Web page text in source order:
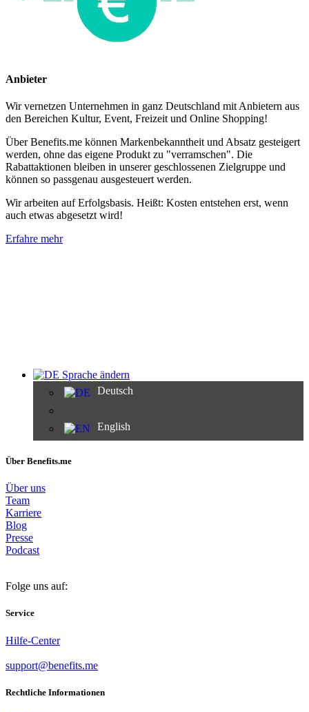
Anbieter
Wir vernetzen Unternehmen in ganz Deutschland mit Anbietern aus
den Bereichen Kultur, Event, Freizeit und Online Shopping!
Über Benefits.me können Markenbekanntheit und Absatz gesteigert
werden, ohne das eigene Produkt zu "verramschen". Die
Rabattaktionen bleiben in unserer geschlossenen Zielgruppe und
können so passgenau ausgesteuert werden.
Wir arbeiten auf Erfolgsbasis. Heißt: Kosten entstehen erst, wenn
auch etwas abgesetzt wird!
Erfahre mehr
Sprache ändern
Deutsch
English
Über Benefits.me
Über uns
Team
Karriere
Blog
Presse
Podcast
Folge uns auf:
Service
Hilfe-Center
support@benefits.me
Rechtliche Informationen